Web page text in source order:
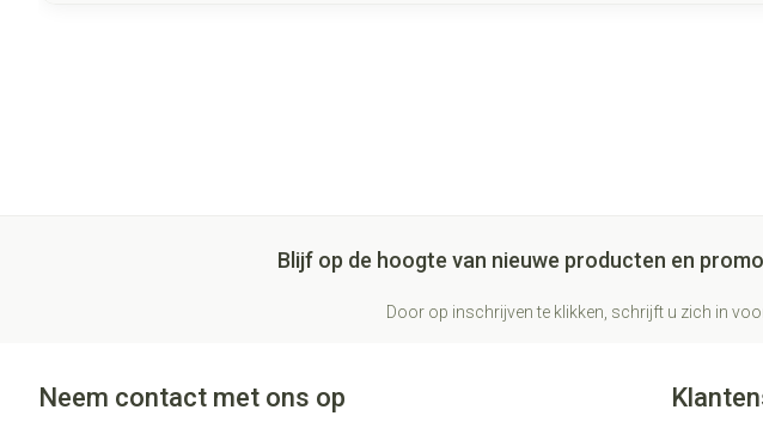
Blijf op de hoogte van nieuwe producten en
Door op inschrijven te klikken, schrijft u zich in
Neem contact met ons op